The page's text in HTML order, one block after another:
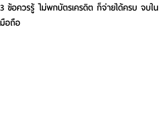
3 ข้อควรรู้ ไม่พกบัตรเครดิต ก็จ่ายได้ครบ จบใน
มือถือ